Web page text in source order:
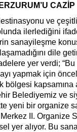
ve
ilerlediğini
sanayileşme
dile
yer verdi;
yapmak için
bölgesi kapsamına
Belediyemiz ve
yeni bir organize
II. Organize
yer alıyor. Bu